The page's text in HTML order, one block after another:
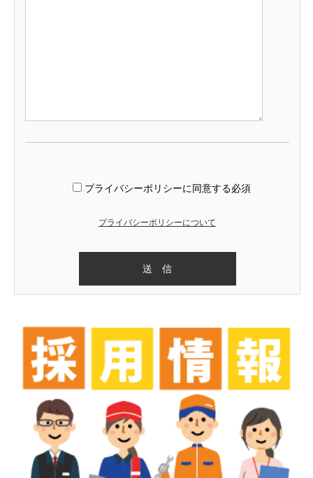
プライバシーポリシーに同意する必須
プライバシーポリシーについて